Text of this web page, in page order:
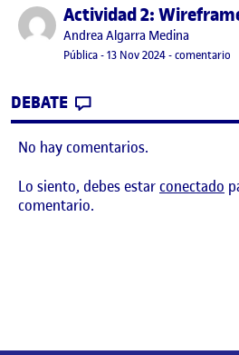
Publicado porActividad 2:
Publicado por
Andrea Algarra Medina
Visibilidad:
Pública-Fecha de publicación
13 Nov 2024-comentario
DEBATE
No hay comentarios.
Lo siento, debes estarconectado
comentario.